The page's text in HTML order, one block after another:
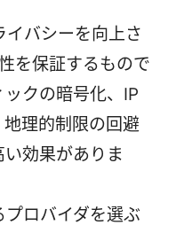
バシーを向上さ
を保証するもので
クの暗号化、IP
理的制限の回避
効果がありま
ロバイダを選ぶ